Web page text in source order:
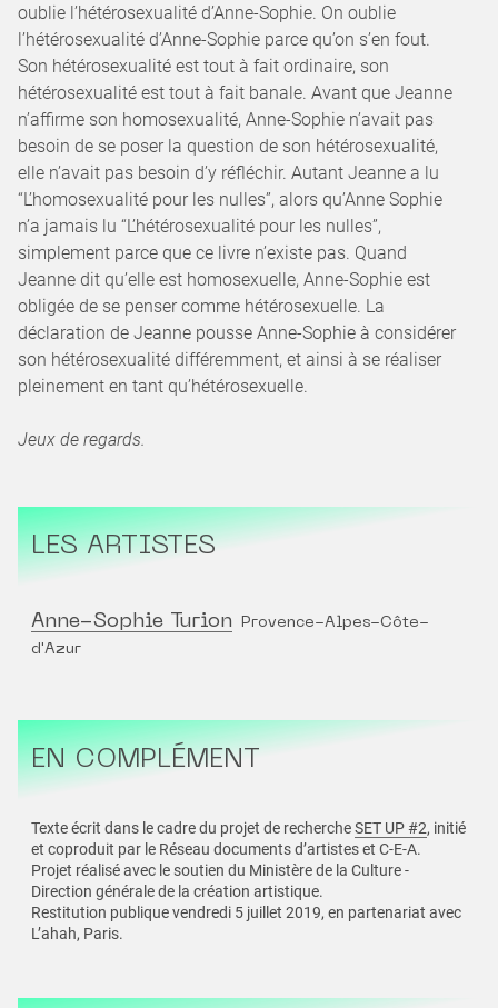
oublie l’hétérosexualité d’Anne-Sophie. On oublie
l’hétérosexualité d’Anne-Sophie parce qu’on s’en fout.
Son hétérosexualité est tout à fait ordinaire, son
hétérosexualité est tout à fait banale. Avant que Jeanne
n’affirme son homosexualité, Anne-Sophie n’avait pas
besoin de se poser la question de son hétérosexualité,
elle n’avait pas besoin d’y réfléchir. Autant Jeanne a lu
“L’homosexualité pour les nulles”, alors qu’Anne Sophie
n’a jamais lu “L’hétérosexualité pour les nulles”,
simplement parce que ce livre n’existe pas. Quand
Jeanne dit qu’elle est homosexuelle, Anne-Sophie est
obligée de se penser comme hétérosexuelle. La
déclaration de Jeanne pousse Anne-Sophie à considérer
son hétérosexualité différemment, et ainsi à se réaliser
pleinement en tant qu’hétérosexuelle.
Jeux de regards.
LES ARTISTES
Anne-Sophie Turion
Provence-Alpes-Côte-
d'Azur
EN COMPLÉMENT
Texte écrit dans le cadre du projet de rechercheSET UP #2, initié
et coproduit par le Réseau documents d’artistes et C-E-A.
Projet réalisé avec le soutien du Ministère de la Culture -
Direction générale de la création artistique.
Restitution publique vendredi 5 juillet 2019, en partenariat avec
L’ahah, Paris.